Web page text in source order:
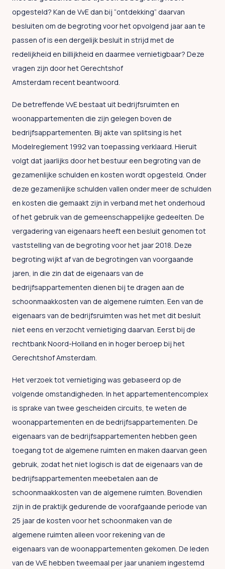
opgesteld? Kan de VvE dan bij “ontdekking” daarvan
besluiten om de begroting voor het opvolgend jaar aan te
passen of is een dergelijk besluit in strijd met de
redelijkheid en billijkheid en daarmee vernietigbaar? Deze
vragen zijn door het Gerechtshof
Amsterdam recent beantwoord.
De betreffende VvE bestaat uit bedrijfsruimten en
woonappartementen die zijn gelegen boven de
bedrijfsappartementen. Bij akte van splitsing is het
Modelreglement 1992 van toepassing verklaard. Hieruit
volgt dat jaarlijks door het bestuur een begroting van de
gezamenlijke schulden en kosten wordt opgesteld. Onder
deze gezamenlijke schulden vallen onder meer de schulden
en kosten die gemaakt zijn in verband met het onderhoud
of het gebruik van de gemeenschappelijke gedeelten. De
vergadering van eigenaars heeft een besluit genomen tot
vaststelling van de begroting voor het jaar 2018. Deze
begroting wijkt af van de begrotingen van voorgaande
jaren, in die zin dat de eigenaars van de
bedrijfsappartementen dienen bij te dragen aan de
schoonmaakkosten van de algemene ruimten. Een van de
eigenaars van de bedrijfsruimten was het met dit besluit
niet eens en verzocht vernietiging daarvan. Eerst bij de
rechtbank Noord-Holland en in hoger beroep bij het
Gerechtshof Amsterdam.
Het verzoek tot vernietiging was gebaseerd op de
volgende omstandigheden. In het appartementencomplex
is sprake van twee gescheiden circuits, te weten de
woonappartementen en de bedrijfsappartementen. De
eigenaars van de bedrijfsappartementen hebben geen
toegang tot de algemene ruimten en maken daarvan geen
gebruik, zodat het niet logisch is dat de eigenaars van de
bedrijfsappartementen meebetalen aan de
schoonmaakkosten van de algemene ruimten. Bovendien
zijn in de praktijk gedurende de voorafgaande periode van
25 jaar de kosten voor het schoonmaken van de
algemene ruimten alleen voor rekening van de
eigenaars van de woonappartementen gekomen. De leden
van de VvE hebben tweemaal per jaar unaniem ingestemd